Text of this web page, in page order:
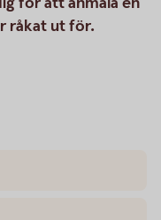
råkat ut för.